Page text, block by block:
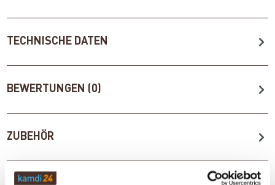
TECHNISCHE DATEN
BEWERTUNGEN (0)
ZUBEHÖR